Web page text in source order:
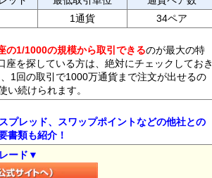
1通貨
34ペア
の1/1000の規模から取引できるのが最大の特
を探している方は、絶対にチェックしておき
1回の取引で1000万通貨まで注文が出せるの
い続けられます。
プレッド、スワップポイントなどの他社との
書類も紹介！
ード▼